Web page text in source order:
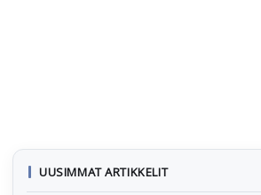
UUSIMMAT ARTIKKELIT